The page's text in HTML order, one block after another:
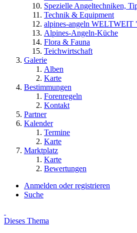
Spezielle Angeltechniken,
Technik & Equipment
alpines-angeln WELTWEIT
Alpines-Angeln-Küche
Flora & Fauna
Teichwirtschaft
Galerie
Alben
Karte
Bestimmungen
Forenregeln
Kontakt
Partner
Kalender
Termine
Karte
Marktplatz
Karte
Bewertungen
Anmelden oder registrieren
Suche
Dieses Thema